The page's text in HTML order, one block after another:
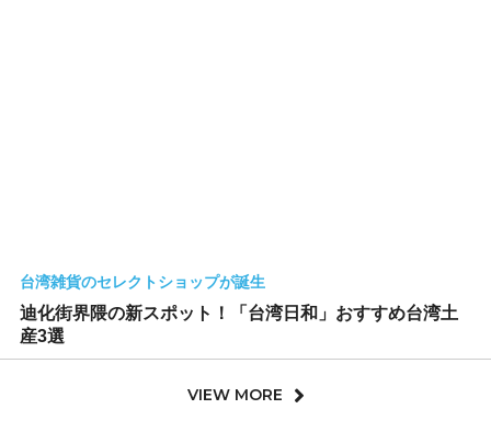
台湾雑貨のセレクトショップが誕生
迪化街界隈の新スポット！「台湾日和」おすすめ台湾土
産3選
VIEW MORE